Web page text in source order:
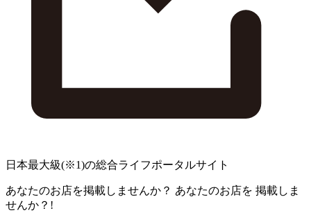
日本最大級(※1)の総合ライフポータルサイト
あなたのお店を掲載しませんか？ あなたのお店を 掲載しま
せんか？!